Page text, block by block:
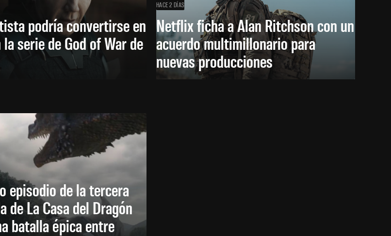
podría convertirse en
serie de God of War de
HACE 2 DÍAS
Netflix ficha a Alan Ritchson con un
acuerdo multimillonario para
nuevas producciones
episodio de la tercera
de La Casa del Dragón
batalla épica entre